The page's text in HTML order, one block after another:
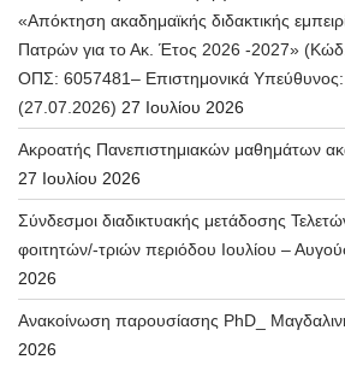
«Απόκτηση ακαδημαϊκής διδακτικής
Πατρών για το Ακ. Έτος 2026 -2027»
ΟΠΣ: 6057481– Επιστημονικά Υπεύθυνος:
(27.07.2026) 27 Ιουλίου 2026
Ακροατής Πανεπιστημιακών μαθημάτων
27 Ιουλίου 2026
Σύνδεσμοι διαδικτυακής μετάδοσης
φοιτητών/-τριών περιόδου Ιουλίου –
2026
Ανακοίνωση παρουσίασης PhD_
2026